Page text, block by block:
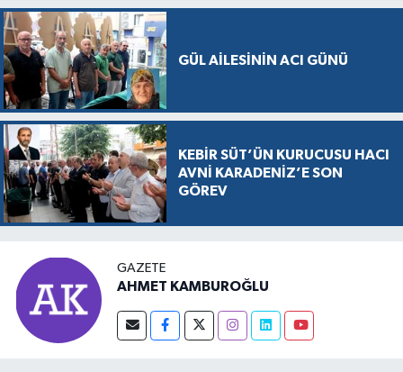
GÜL AİLESİNİN ACI GÜNÜ
KEBİR SÜT’ÜN KURUCUSU HACI
AVNİ KARADENİZ’E SON
GÖREV
GAZETE
AHMET KAMBUROĞLU